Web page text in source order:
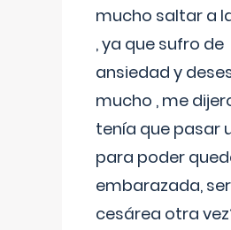
mucho saltar a
, ya que sufro de
ansiedad y
mucho , me
tenía que pasar
para poder
embarazada,
cesárea otra